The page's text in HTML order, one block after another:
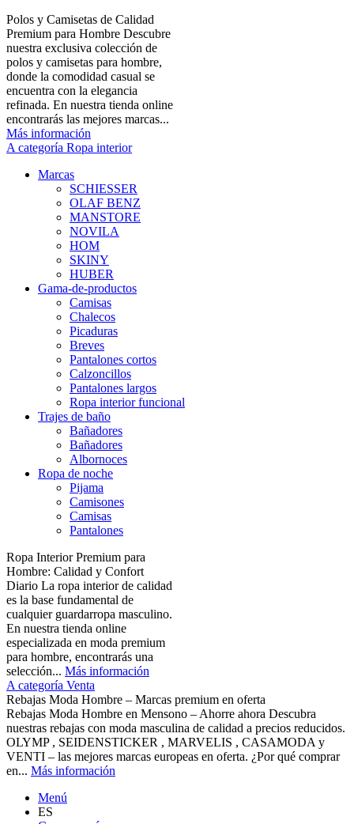
Polos y Camisetas de Calidad
Premium para Hombre Descubre
nuestra exclusiva colección de
polos y camisetas para hombre,
donde la comodidad casual se
encuentra con la elegancia
refinada. En nuestra tienda online
encontrarás las mejores marcas...
Más información
A categoría Ropa interior
Marcas
SCHIESSER
OLAF BENZ
MANSTORE
NOVILA
HOM
SKINY
HUBER
Gama-de-productos
Camisas
Chalecos
Picaduras
Breves
Pantalones cortos
Calzoncillos
Pantalones largos
Ropa interior funcional
Trajes de baño
Bañadores
Bañadores
Albornoces
Ropa de noche
Pijama
Camisones
Camisas
Pantalones
Ropa Interior Premium para
Hombre: Calidad y Confort
Diario La ropa interior de calidad
es la base fundamental de
cualquier guardarropa masculino.
En nuestra tienda online
especializada en moda premium
para hombre, encontrarás una
selección... Más información
A categoría Venta
Rebajas Moda Hombre – Marcas premium en oferta
Rebajas Moda Hombre en Mensono – Ahorre ahora Descubra
nuestras rebajas con moda masculina de calidad a precios reducidos.
OLYMP , SEIDENSTICKER , MARVELIS , CASAMODA y
VENTI – las mejores marcas europeas en oferta. ¿Por qué comprar
en... Más información
Menú
ES